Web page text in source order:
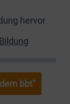
hervor.
bbt"